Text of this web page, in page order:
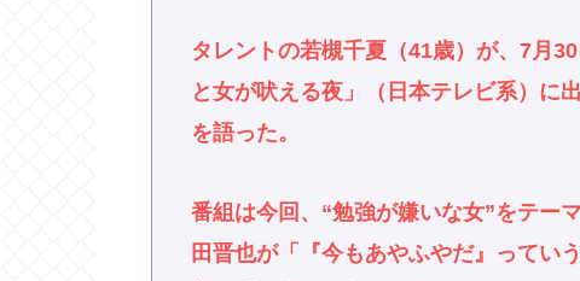
タレントの若槻千夏（41歳）が、7月
と女が吠える夜」（日本テレビ系）に
を語った。
番組は今回、“勉強が嫌いな女”をテー
田晋也が「『今もあやふやだ』ってい